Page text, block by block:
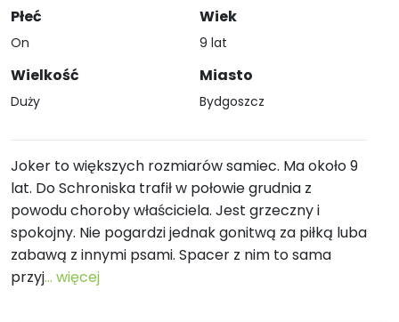
Płeć
On
Wielkość
Duży
Wiek
9 lat
Miasto
Bydgoszcz
Joker to większych rozmiarów samiec. Ma około 9
lat. Do Schroniska trafił w połowie grudnia z
powodu choroby właściciela. Jest grzeczny i
spokojny. Nie pogardzi jednak gonitwą za piłką luba
zabawą z innymi psami. Spacer z nim to sama
przyj... więcej